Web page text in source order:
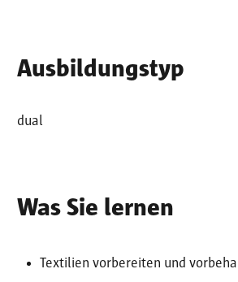
Ausbildungstyp
dual
Was Sie lernen
Textilien vorbereiten und